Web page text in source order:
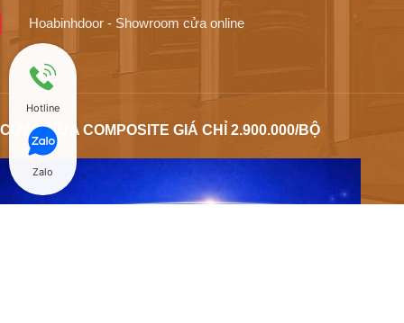
Hoabinhdoor - Showroom cửa online
CỬA NHỰA COMPOSITE GIÁ CHỈ 2.900.000/BỘ
Hotline
Zalo